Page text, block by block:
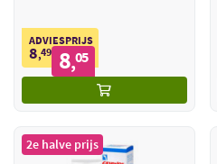
ADVIESPRIJS
8,49 8,05
2e halve prijs